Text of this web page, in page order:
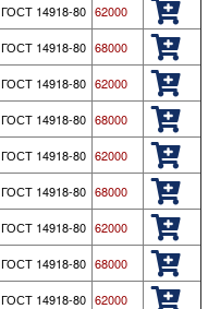
ГОСТ 14918-80 62000
ГОСТ 14918-80 68000
ГОСТ 14918-80 62000
ГОСТ 14918-80 68000
ГОСТ 14918-80 62000
ГОСТ 14918-80 68000
ГОСТ 14918-80 62000
ГОСТ 14918-80 68000
ГОСТ 14918-80 62000